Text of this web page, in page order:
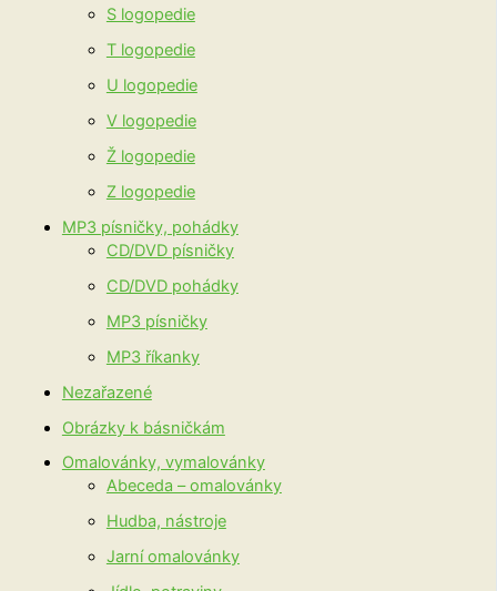
S logopedie
T logopedie
U logopedie
V logopedie
Ž logopedie
Z logopedie
MP3 písničky, pohádky
CD/DVD písničky
CD/DVD pohádky
MP3 písničky
MP3 říkanky
Nezařazené
Obrázky k básničkám
Omalovánky, vymalovánky
Abeceda – omalovánky
Hudba, nástroje
Jarní omalovánky